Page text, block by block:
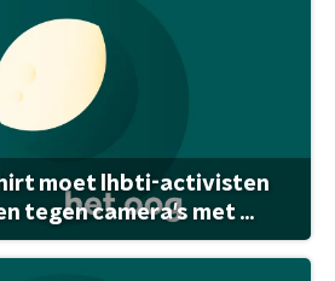
moet lhbti-activisten
tegen camera's met ...